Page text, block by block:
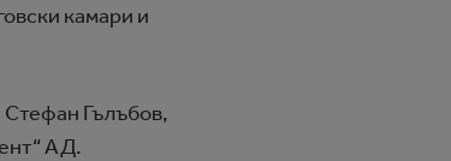
камари и
Стефан Гълъбов,
АД.